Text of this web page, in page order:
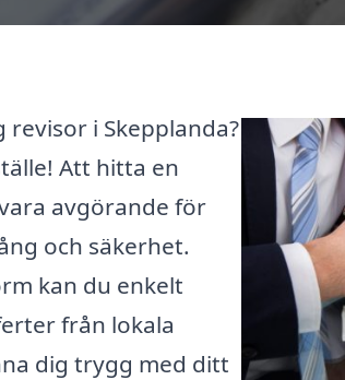
i Skepplanda?
Att hitta en
avgörande för
och säkerhet.
kan du enkelt
från lokala
dig trygg med ditt